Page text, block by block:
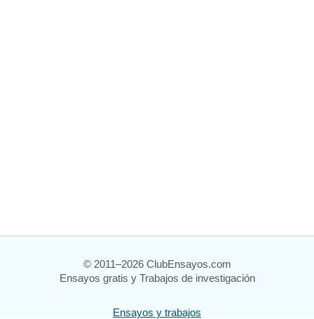
© 2011–2026 ClubEnsayos.com
Ensayos gratis y Trabajos de investigación
Ensayos y trabajos